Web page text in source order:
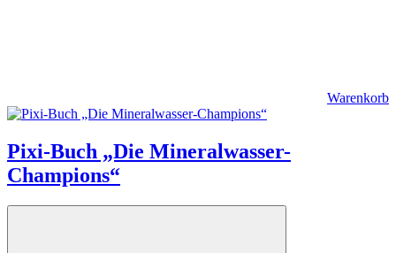
Warenkorb
Pixi-Buch „Die Mineralwasser-
Champions“